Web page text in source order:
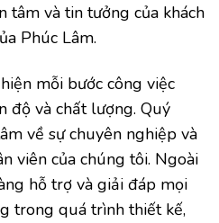
tâm và tin tưởng của khách
Phúc Lâm.
mỗi bước công việc
độ và chất lượng. Quý
về sự chuyên nghiệp và
viên của chúng tôi. Ngoài
hỗ trợ và giải đáp mọi
trong quá trình thiết kế,